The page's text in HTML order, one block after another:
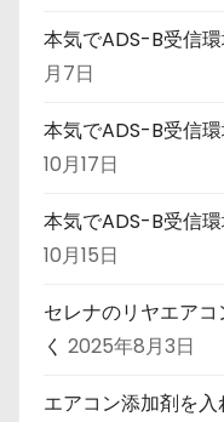
本気でADS-B受信
月7日
本気でADS-B受信
10月17日
本気でADS-B受信
10月15日
セレナのリヤエア
く 2025年8月3日
エアコン添加剤を